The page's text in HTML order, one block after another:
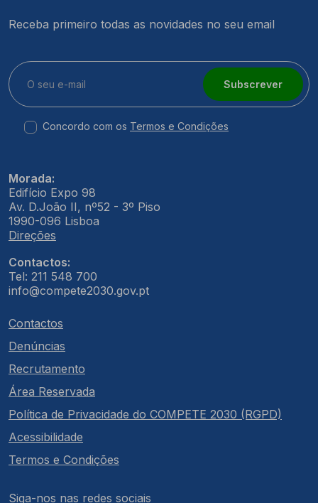
Receba primeiro todas as novidades no seu email
Subscrever
Concordo com os Termos e Condições
Morada:
Edifício Expo 98
Av. D.João II, nº52 - 3º Piso
1990-096 Lisboa
Direções
Contactos:
Tel: 211 548 700
info@compete2030.gov.pt
Contactos
Denúncias
Recrutamento
Área Reservada
Política de Privacidade do COMPETE 2030 (RGPD)
Acessibilidade
Termos e Condições
Siga-nos nas redes sociais